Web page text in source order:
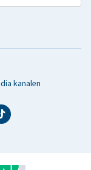
kanalen